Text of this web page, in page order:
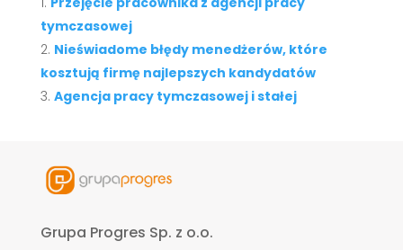
tymczasowej
Nieświadome błędy menedżerów, które
kosztują firmę najlepszych kandydatów
Agencja pracy tymczasowej i stałej
Grupa Progres Sp. z o.o.